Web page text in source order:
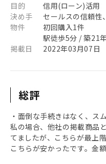
目的
信用(ローン)活用
決め手
セールスの信頼性
物件
初回購入1件
駅徒歩5分 / 築21
掲載日
2022年03月07日
総評
・面倒な手続きはなく、ス
私の場合、他社の掲載商品
てましたが、こちらが最上
こちらが安かったです。金